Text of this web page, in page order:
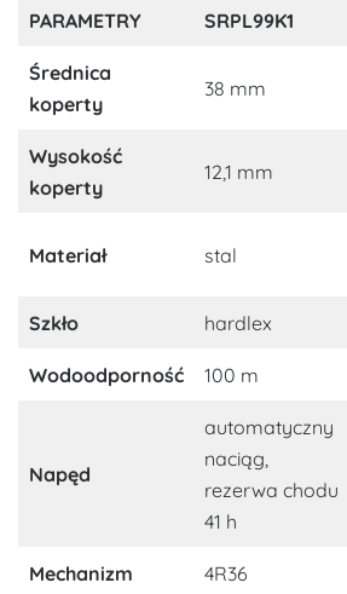
PARAMETRY SRPL99K1
Średnica
koperty
38 mm
Wysokość
koperty
12,1 mm
Materiał stal
Szkło hardlex
Wodoodporność 100 m
Napęd
automatyczny
naciąg,
rezerwa chodu
41 h
Mechanizm 4R36